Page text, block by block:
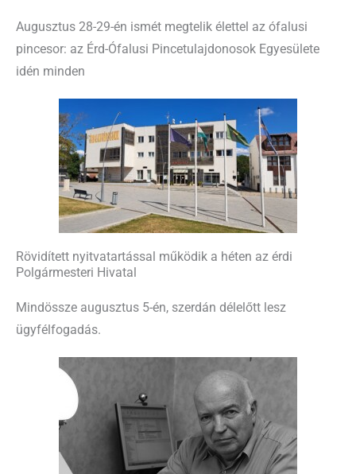
Augusztus 28-29-én ismét megtelik élettel az ófalusi
pincesor: az Érd-Ófalusi Pincetulajdonosok Egyesülete
idén minden
Rövidített nyitvatartással működik a héten az érdi
Polgármesteri Hivatal
Mindössze augusztus 5-én, szerdán délelőtt lesz
ügyfélfogadás.